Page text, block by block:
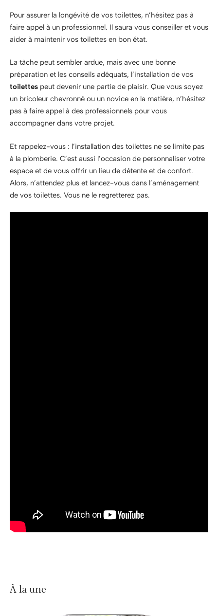
Pour assurer la longévité de vos toilettes, n’hésitez pas à
faire appel à un professionnel. Il saura vous conseiller et vous
aider à maintenir vos toilettes en bon état.
La tâche peut sembler ardue, mais avec une bonne
préparation et les conseils adéquats, l’installation de vos
toilettes peut devenir une partie de plaisir. Que vous soyez
un bricoleur chevronné ou un novice en la matière, n’hésitez
pas à faire appel à des professionnels pour vous
accompagner dans votre projet.
Et rappelez-vous : l’installation des toilettes ne se limite pas
à la plomberie. C’est aussi l’occasion de personnaliser votre
espace et de vous offrir un lieu de détente et de confort.
Alors, n’attendez plus et lancez-vous dans l’aménagement
de vos toilettes. Vous ne le regretterez pas.
À la une